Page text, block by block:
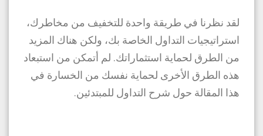
لقد نظرنا في طريقة واحدة للتخفيف من مخاطرك،
استراتيجيات التداول الخاصة بك، ولكن هناك المزيد
من الطرق لحماية استثماراتك. لم أتمكن من استبعاد
هذه الطرق الأخرى لحماية نفسك من الخسارة في
هذا المقالة حول شرح التداول للمبتدئين.